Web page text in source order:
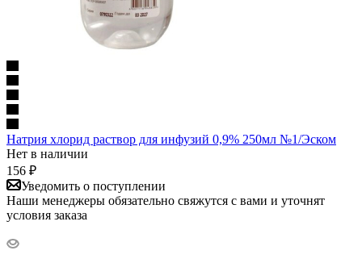
Натрия хлорид раствор для инфузий 0,9% 250мл №1/Эском
Нет в наличии
156 ₽
Уведомить о поступлении
Наши менеджеры обязательно свяжутся с вами и уточнят
условия заказа